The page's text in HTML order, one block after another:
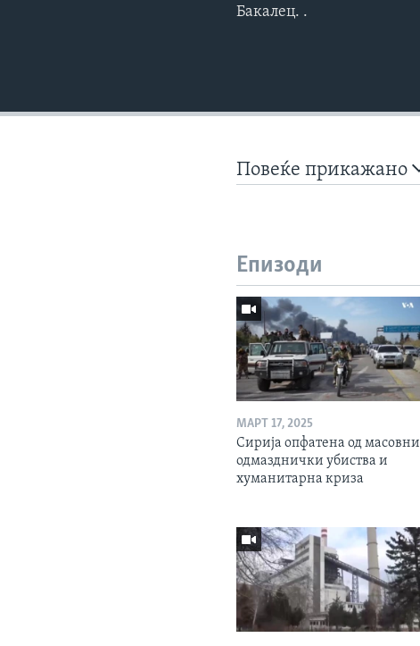
Бакалец. .
Повеќе прикажано
Епизоди
МАРТ 17, 2025
Сирија опфатена од масовни
одмазднички убиства и
хуманитарна криза